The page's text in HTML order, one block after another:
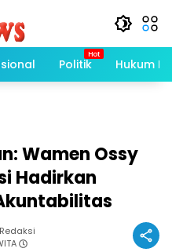
Politik Hukum
Wamen Ossy
Hadirkan